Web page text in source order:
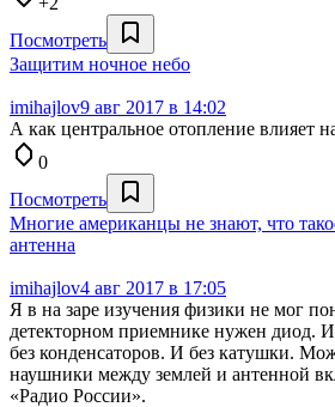
Посмотреть
Защитим ночное небо
imihajlov9 авг 2017 в 14:02
А как центральное отопление влияет
0
Посмотреть
Многие американцы не знают, что
антенна
imihajlov4 авг 2017 в 17:05
Я в на заре изучения физики не мог
детекторном приемнике нужен диод.
без конденсаторов. И без катушки.
наушники между землей и антенной
«Радио России».